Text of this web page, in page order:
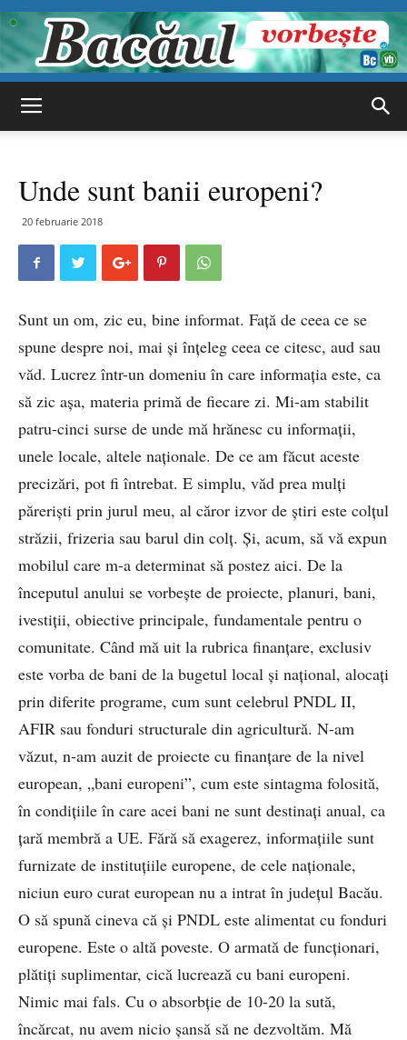
vorbește
Unde sunt banii europeni?
20 februarie 2018
Sunt un om, zic eu, bine informat. Faţă de ceea ce se
spune despre noi, mai şi înţeleg ceea ce citesc, aud sau
văd. Lucrez într-un domeniu în care informaţia este, ca
să zic aşa, materia primă de fiecare zi. Mi-am stabilit
patru-cinci surse de unde mă hrănesc cu informaţii,
unele locale, altele naţionale. De ce am făcut aceste
precizări, pot fi întrebat. E simplu, văd prea mulţi
părerişti prin jurul meu, al căror izvor de ştiri este colţul
străzii, frizeria sau barul din colţ. Şi, acum, să vă expun
mobilul care m-a determinat să postez aici. De la
începutul anului se vorbeşte de proiecte, planuri, bani,
ivestiţii, obiective principale, fundamentale pentru o
comunitate. Când mă uit la rubrica finanţare, exclusiv
este vorba de bani de la bugetul local şi naţional, alocaţi
prin diferite programe, cum sunt celebrul PNDL II,
AFIR sau fonduri structurale din agricultură. N-am
văzut, n-am auzit de proiecte cu finanţare de la nivel
european, „bani europeni”, cum este sintagma folosită,
în condiţiile în care acei bani ne sunt destinaţi anual, ca
ţară membră a UE. Fără să exagerez, informaţiile sunt
furnizate de instituţiile europene, de cele naţionale,
niciun euro curat european nu a intrat în judeţul Bacău.
O să spună cineva că şi PNDL este alimentat cu fonduri
europene. Este o altă poveste. O armată de funcţionari,
plătiţi suplimentar, cică lucrează cu bani europeni.
Nimic mai fals. Cu o absorbţie de 10-20 la sută,
încărcat, nu avem nicio şansă să ne dezvoltăm. Mă